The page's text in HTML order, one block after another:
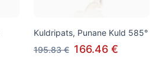
Kuldripats, Punane Kuld 585°
195.83 € 166.46 €